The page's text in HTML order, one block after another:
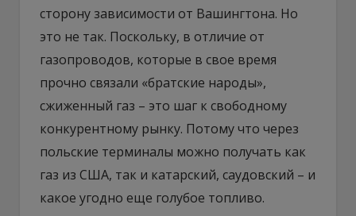
сторону зависимости от Вашингтона. Но
это не так. Поскольку, в отличие от
газопроводов, которые в свое время
прочно связали «братские народы»,
сжиженный газ – это шаг к свободному
конкурентному рынку. Потому что через
польские терминалы можно получать как
газ из США, так и катарский, саудовский – и
какое угодно еще голубое топливо.